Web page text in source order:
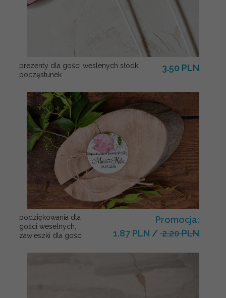
prezenty dla gości weslenych słodki
poczęstunek
3.50 PLN
podziękowania dla
gości weselnych,
zawieszki dla gości
Promocja:
1.87 PLN / 2.20 PLN